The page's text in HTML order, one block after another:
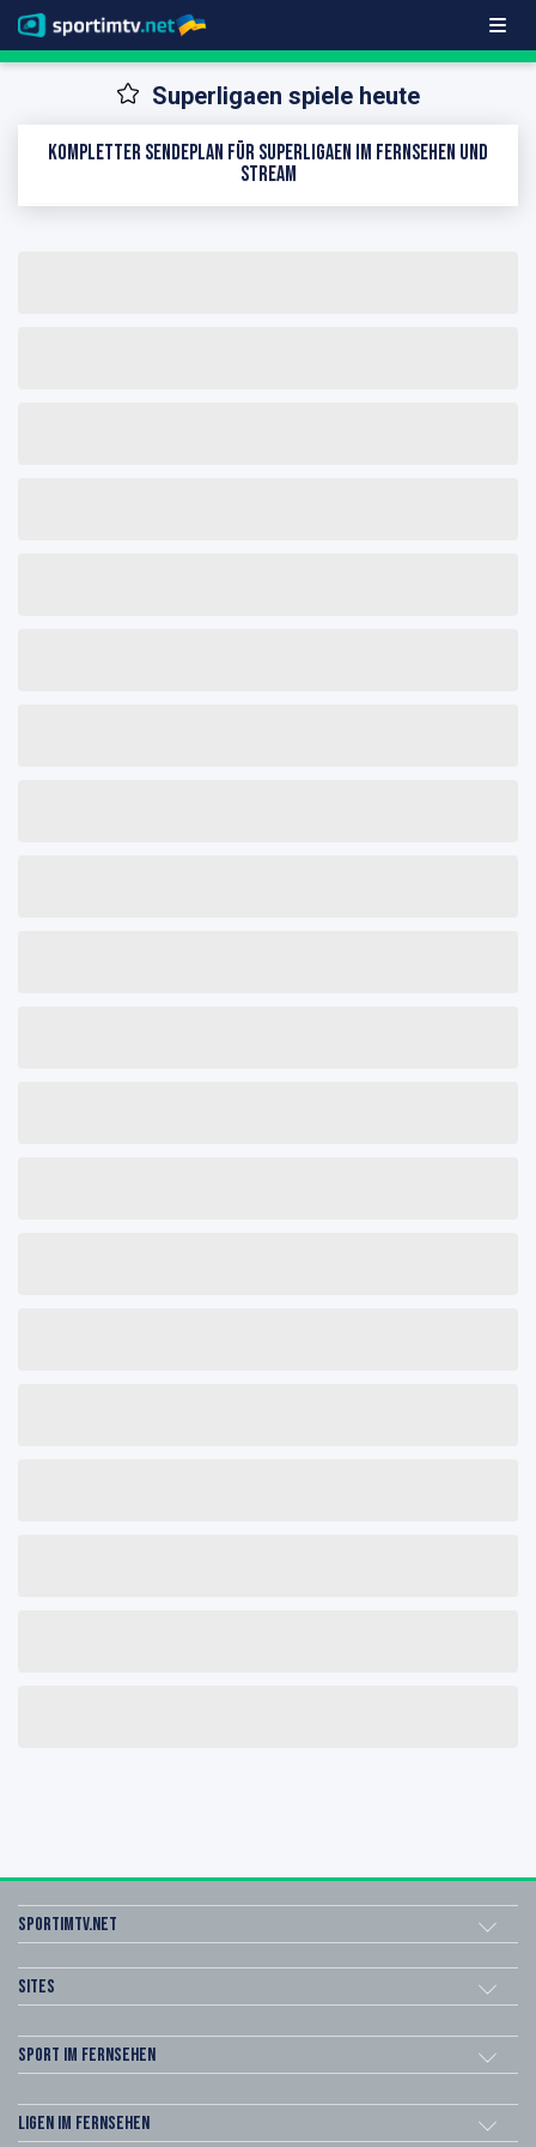
Superligaen spiele heute
Kompletter Sendeplan für Superligaen im Fernsehen und
Stream
sportimtv.net
Sites
Sport im Fernsehen
Ligen im Fernsehen